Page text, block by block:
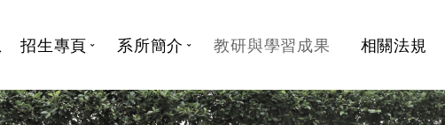
招生專頁 系所簡介 教研與學習成果 相關法規